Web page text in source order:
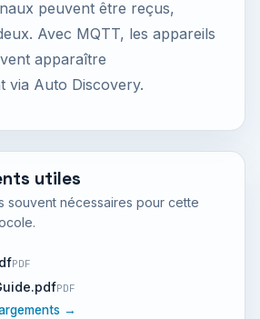
peuvent être reçus,
Avec MQTT, les appareils
apparaître
via Auto Discovery.
utiles
souvent nécessaires pour cette
PDF
PDF
→